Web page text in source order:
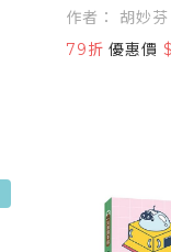
作者： 胡妙芬
79折 優惠價